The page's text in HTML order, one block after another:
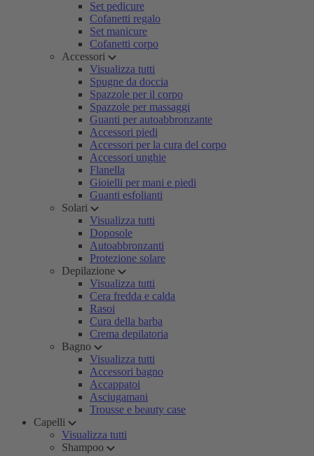
Set pedicure
Cofanetti regalo
Set manicure
Cofanetti corpo
Accessori
Visualizza tutti
Spugne da doccia
Spazzole per il corpo
Spazzole per massaggi
Guanti per autoabbronzante
Accessori piedi
Accessori per la cura del corpo
Accessori unghie
Flanella
Gioielli per mani e piedi
Guanti esfolianti
Solari
Visualizza tutti
Doposole
Autoabbronzanti
Protezione solare
Depilazione
Visualizza tutti
Cera fredda e calda
Rasoi
Cura della barba
Crema depilatoria
Bagno
Visualizza tutti
Accessori bagno
Accappatoi
Asciugamani
Trousse e beauty case
Capelli
Visualizza tutti
Shampoo